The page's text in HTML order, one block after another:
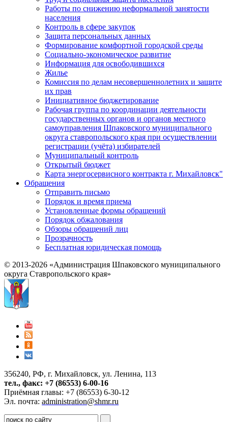
Работы по снижению неформальной занятости
населения
Контроль в сфере закупок
Защита персональных данных
Формирование комфортной городской среды
Социально-экономическое развитие
Информация для освободившихся
Жилье
Комиссия по делам несовершеннолетних и защите
их прав
Инициативное бюджетирование
Рабочая группа по координации деятельности
государственных органов и органов местного
самоуправления Шпаковского муниципального
округа ставропольского края при осуществлении
регистрации (учёта) избирателей
Муниципальный контроль
Открытый бюджет
Карта энергосервисного контракта г. Михайловск"
Обращения
Отправить письмо
Порядок и время приема
Установленные формы обращений
Порядок обжалования
Обзоры обращений лиц
Прозрачность
Бесплатная юридическая помощь
© 2013-2026 «Администрация Шпаковского муниципального
округа Ставропольского края»
356240, РФ, г. Михайловск, ул. Ленина, 113
тел., факс: +7 (86553) 6-00-16
Приёмная главы: +7 (86553) 6-30-12
Эл. почта: administration@shmr.ru